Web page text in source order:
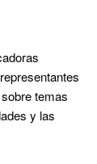
temas
y las